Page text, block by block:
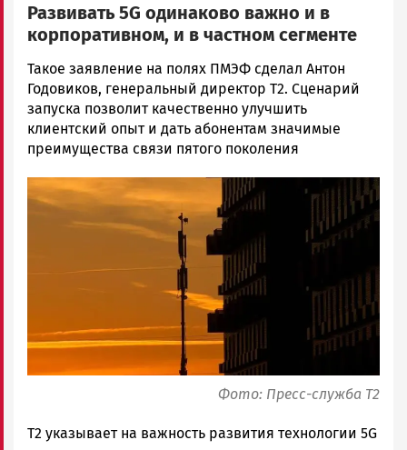
Развивать 5G одинаково важно и в
корпоративном, и в частном сегменте
Екатерина
Желу…
Новости
Петрозаводска
и
|
Петрозаводск
ГОВОРИТ
Такое заявление на полях ПМЭФ сделал Антон
Годовиков, генеральный директор Т2. Сценарий
запуска позволит качественно улучшить
клиентский опыт и дать абонентам значимые
преимущества связи пятого поколения
Image
Фото: Пресс-служба Т2
T2 указывает на важность развития технологии 5G